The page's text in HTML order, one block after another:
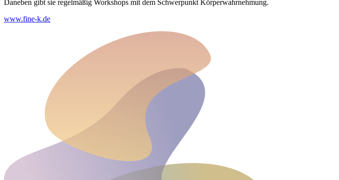
Daneben gibt sie regelmäßig Workshops mit dem Schwerpunkt Körperwahrnehmung.
www.fine-k.de